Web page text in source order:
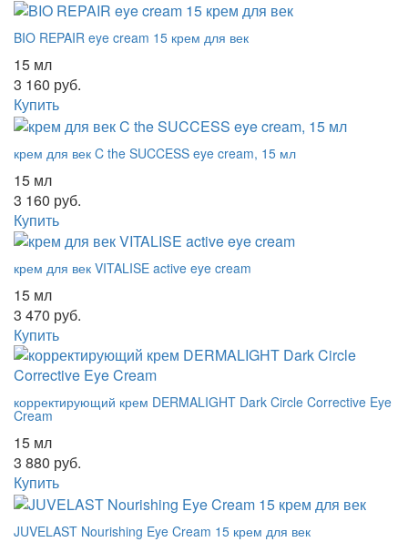
BIO REPAIR eye cream 15 крем для век
15 мл
3 160 руб.
Купить
крем для век C the SUCCESS eye cream, 15 мл
15 мл
3 160 руб.
Купить
крем для век VITALISE active eye cream
15 мл
3 470 руб.
Купить
корректирующий крем DERMALIGHT Dark Circle Corrective Eye
Cream
15 мл
3 880 руб.
Купить
JUVELAST Nourishing Eye Cream 15 крем для век